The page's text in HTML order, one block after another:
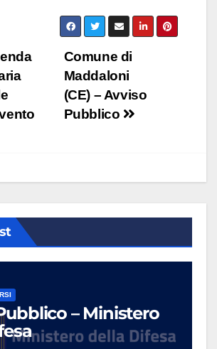
Comune di
Maddaloni
(CE) – Avviso
Pubblico
– Ministero